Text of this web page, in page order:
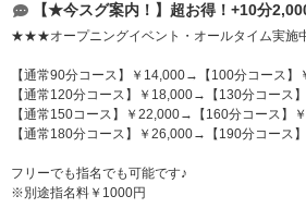
【★今スグ案内！】超お得！+10分
★★★オープニングイベント・オールタイム実
【通常90分コース】￥14,000→【100分コース】
【通常120分コース】￥18,000→【130分コース
【通常150コース】￥22,000→【160分コース】
【通常180分コース】￥26,000→【190分コース
フリーでも指名でも可能です♪
※別途指名料￥1000円